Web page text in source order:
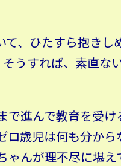
、ひたすら抱きし
うすれば、素直な
進んで教育を受
歳児は何も分か
んが理不尽に堪え